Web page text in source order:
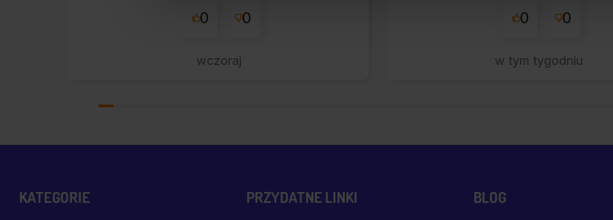
0 0
wczoraj
0 0
w tym tygodniu
KATEGORIE PRZYDATNE LINKI BLOG